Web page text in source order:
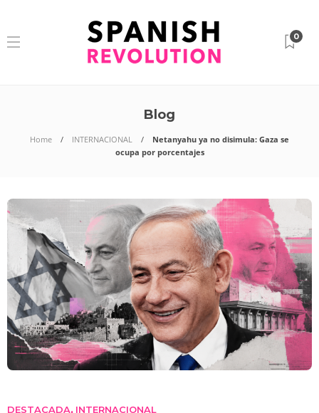
0
Blog
Home INTERNACIONAL
Netanyahu ya no disimula: Gaza se
ocupa por porcentajes
DESTACADA, INTERNACIONAL